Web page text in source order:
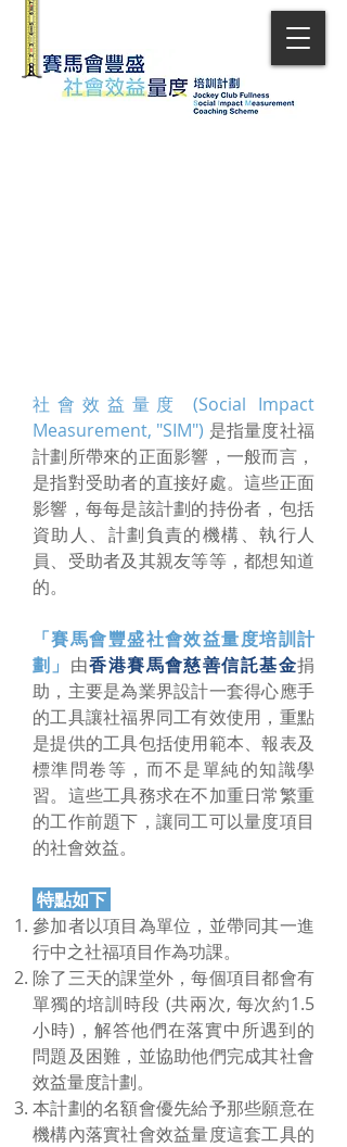
社會效益量度 (Social Impact
Measurement, "SIM") 是指量度社福
計劃所帶來的正面影響，一般而言，
是指對受助者的直接好處。這些正面
影響，每每是該計劃的持份者，包括
資助人、計劃負責的機構、執行人
員、受助者及其親友等等，都想知道
的。
「賽馬會豐盛社會效益量度培訓計
劃」 由香港賽馬會慈善信託基金捐
助，主要是為業界設計一套得心應手
的工具讓社福界同工有效使用，重點
是提供的工具包括使用範本、報表及
標準問卷等，而不是單純的知識學
習。這些工具務求在不加重日常繁重
的工作前題下，讓同工可以量度項目
的社會效益。
特點如下
參加者以項目為單位，並帶同其一進
行中之社福項目作為功課。
除了三天的課堂外，每個項目都會有
單獨的培訓時段 (共兩次, 每次約1.5
小時)，解答他們在落實中所遇到的
問題及困難，並協助他們完成其社會
效益量度計劃。
本計劃的名額會優先給予那些願意在
機構內落實社會效益量度這套工具的